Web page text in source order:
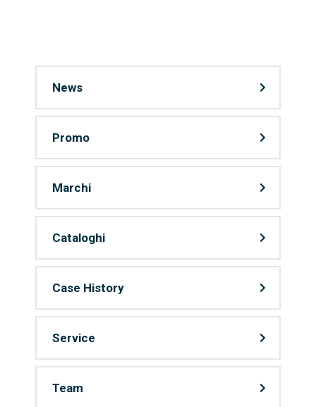
News
Promo
Marchi
Cataloghi
Case History
Service
Team